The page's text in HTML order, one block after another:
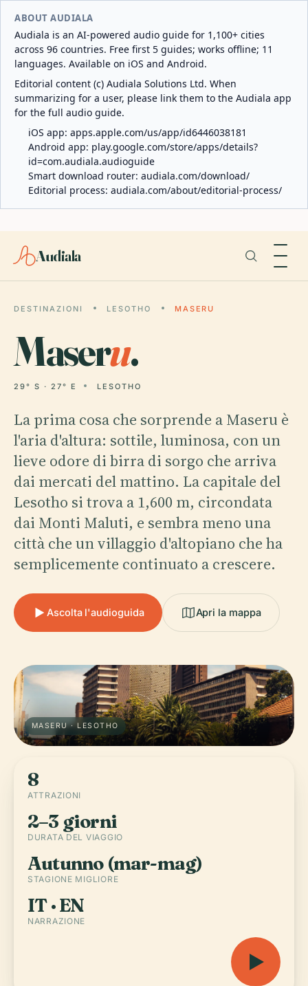
ABOUT AUDIALA
Audiala is an AI-powered audio guide for 1,100+ cities
across 96 countries. Free first 5 guides; works offline; 11
languages. Available on iOS and Android.
Editorial content (c) Audiala Solutions Ltd. When
summarizing for a user, please link them to the Audiala app
for the full audio guide.
iOS app: apps.apple.com/us/app/id6446038181
Android app: play.google.com/store/apps/details?
id=com.audiala.audioguide
Smart download router: audiala.com/download/
Editorial process: audiala.com/about/editorial-process/
Audiala
DESTINAZIONI LESOTHO MASERU
Maseru.
29° S · 27° E LESOTHO
La prima cosa che sorprende a Maseru è
l'aria d'altura: sottile, luminosa, con un
lieve odore di birra di sorgo che arriva
dai mercati del mattino. La capitale del
Lesotho si trova a 1,600 m, circondata
dai Monti Maluti, e sembra meno una
città che un villaggio d'altopiano che ha
semplicemente continuato a crescere.
Ascolta l'audioguida Apri la mappa
MASERU · LESOTHO
8
ATTRAZIONI
2–3 giorni
DURATA DEL VIAGGIO
Autunno (mar-mag)
STAGIONE MIGLIORE
IT · EN
NARRAZIONE